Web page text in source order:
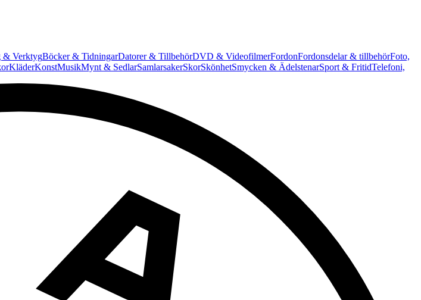
& VerktygBöcker & TidningarDatorer & TillbehörDVD & VideofilmerFordonFordonsdelar & tillbehörFoto,
KläderKonstMusikMynt & SedlarSamlarsakerSkorSkönhetSmycken & ÄdelstenarSport & FritidTelefoni,